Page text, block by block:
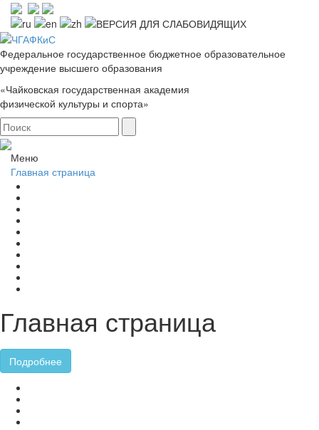
Федеральное государственное бюджетное образовательное
учреждение высшего образования
«Чайковская государственная академия
физической культуры и спорта»
Меню
Главная страница
Главная страница
Подробнее